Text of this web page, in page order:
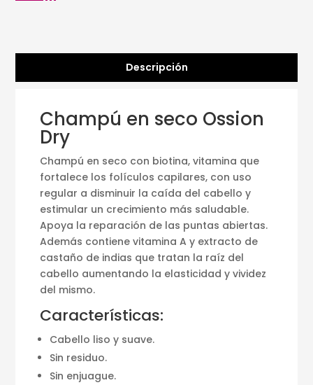
Descripción
Champú en seco Ossion
Dry
Champú en seco con biotina, vitamina que
fortalece los folículos capilares, con uso
regular a disminuir la caída del cabello y
estimular un crecimiento más saludable.
Apoya la reparación de las puntas abiertas.
Además contiene vitamina A y extracto de
castaño de indias que tratan la raíz del
cabello aumentando la elasticidad y vividez
del mismo.
Características:
Cabello liso y suave.
Sin residuo.
Sin enjuague.